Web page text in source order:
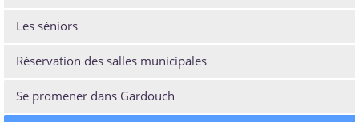
Les séniors
Réservation des salles municipales
Se promener dans Gardouch